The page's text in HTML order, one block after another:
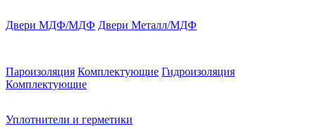
Двери МДФ/МДФ Двери Металл/МДФ
Пароизоляция Комплектующие Гидроизоляция
Комплектующие
Уплотнители и герметики